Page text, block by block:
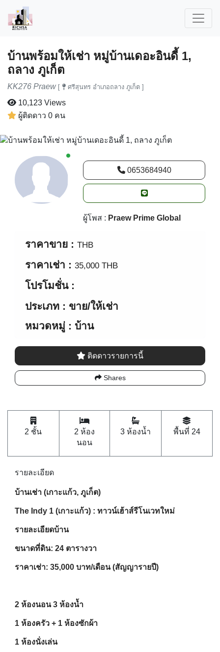
บ้านพร้อมให้เช่า หมู่บ้านเดอะอินดี้ 1,
ถลาง ภูเก็ต
KK276 Praew [ ศรีสุนทร อำเภอถลาง ภูเก็ต ]
10,123 Views
ผู้ติดดาว 0 คน
New alerts
0653684940
ผู้โพส : Praew Prime Global
ราคาขาย : THB
ราคาเช่า : 35,000 THB
โปรโมชั่น :
ประเภท : ขาย/ให้เช่า
หมวดหมู่ : บ้าน
ติดดาวรายการนี้
Shares
2 ชั้น
2 ห้อง
นอน
3 ห้องน้ำ พื้นที่ 24
รายละเอียด
บ้านเช่า (เกาะแก้ว, ภูเก็ต)
The Indy 1 (เกาะแก้ว) : ทาวน์เฮ้าส์รีโนเวทใหม่
รายละเอียดบ้าน
ขนาดที่ดิน: 24 ตารางวา
ราคาเช่า: 35,000 บาท/เดือน (สัญญารายปี)
2 ห้องนอน 3 ห้องน้ำ
1 ห้องครัว + 1 ห้องซักผ้า
1 ห้องนั่งเล่น